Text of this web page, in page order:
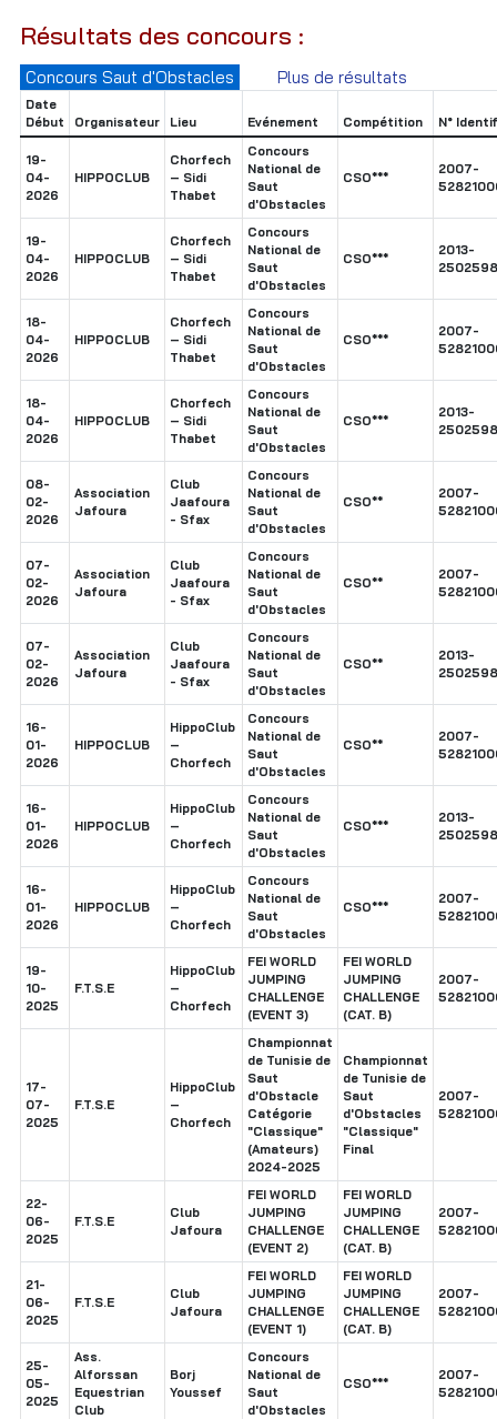
Résultats des concours :
Concours Saut d'Obstacles Plus de résultats
Date
Début
Organisateur Lieu Evénement Compétition N°
19-
04-
2026
HIPPOCLUB
Chorfech
– Sidi
Thabet
Concours
National de
Saut
d'Obstacles
CSO***
2007-
19-
04-
2026
HIPPOCLUB
Chorfech
– Sidi
Thabet
Concours
National de
Saut
d'Obstacles
CSO***
2013-
18-
04-
2026
HIPPOCLUB
Chorfech
– Sidi
Thabet
Concours
National de
Saut
d'Obstacles
CSO***
2007-
18-
04-
2026
HIPPOCLUB
Chorfech
– Sidi
Thabet
Concours
National de
Saut
d'Obstacles
CSO***
2013-
08-
02-
2026
Association
Jafoura
Club
Jaafoura
- Sfax
Concours
National de
Saut
d'Obstacles
CSO**
2007-
07-
02-
2026
Association
Jafoura
Club
Jaafoura
- Sfax
Concours
National de
Saut
d'Obstacles
CSO**
2007-
07-
02-
2026
Association
Jafoura
Club
Jaafoura
- Sfax
Concours
National de
Saut
d'Obstacles
CSO**
2013-
16-
01-
2026
HIPPOCLUB
HippoClub
–
Chorfech
Concours
National de
Saut
d'Obstacles
CSO**
2007-
16-
01-
2026
HIPPOCLUB
HippoClub
–
Chorfech
Concours
National de
Saut
d'Obstacles
CSO***
2013-
16-
01-
2026
HIPPOCLUB
HippoClub
–
Chorfech
Concours
National de
Saut
d'Obstacles
CSO***
2007-
19-
10-
2025
F.T.S.E
HippoClub
–
Chorfech
FEI WORLD
JUMPING
CHALLENGE
(EVENT 3)
FEI WORLD
JUMPING
CHALLENGE
(CAT. B)
2007-
17-
07-
2025
F.T.S.E
HippoClub
–
Chorfech
Championnat
de Tunisie de
Saut
d'Obstacle
Catégorie
"Classique"
(Amateurs)
2024-2025
Championnat
de Tunisie de
Saut
d'Obstacles
"Classique"
Final
2007-
22-
06-
2025
F.T.S.E
Club
Jafoura
FEI WORLD
JUMPING
CHALLENGE
(EVENT 2)
FEI WORLD
JUMPING
CHALLENGE
(CAT. B)
2007-
21-
06-
2025
F.T.S.E
Club
Jafoura
FEI WORLD
JUMPING
CHALLENGE
(EVENT 1)
FEI WORLD
JUMPING
CHALLENGE
(CAT. B)
2007-
25-
05-
2025
Ass.
Alforssan
Equestrian
Club
Borj
Youssef
Concours
National de
Saut
d'Obstacles
CSO***
2007-